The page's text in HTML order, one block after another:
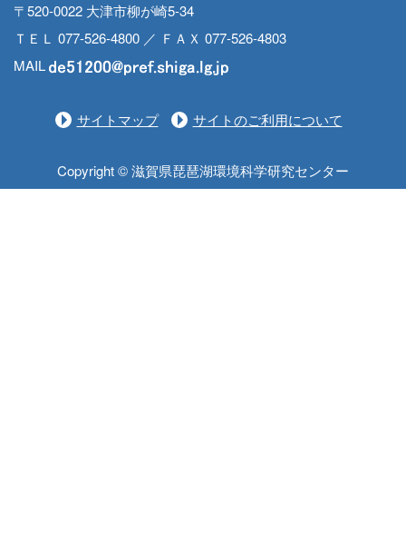
〒520-0022 大津市柳が崎5-34
ＴＥＬ 077-526-4800 ／ ＦＡＸ 077-526-4803
MAIL
サイトマップ サイトのご利用について
Copyright © 滋賀県琵琶湖環境科学研究センター